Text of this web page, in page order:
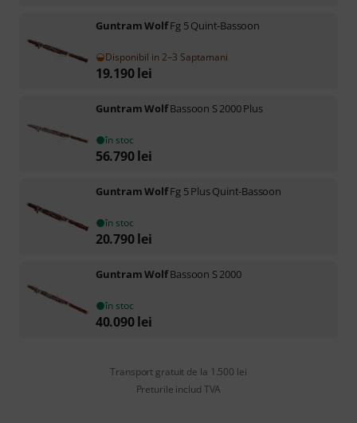
Guntram WolfFg 5 Quint-Bassoon
Disponibil in 2–3 Saptamani
19.190 lei
Guntram WolfBassoon S 2000 Plus
în stoc
56.790 lei
Guntram WolfFg 5 Plus Quint-Bassoon
în stoc
20.790 lei
Guntram WolfBassoon S 2000
în stoc
40.090 lei
Transport gratuit de la 1.500 lei
Preturile includ TVA